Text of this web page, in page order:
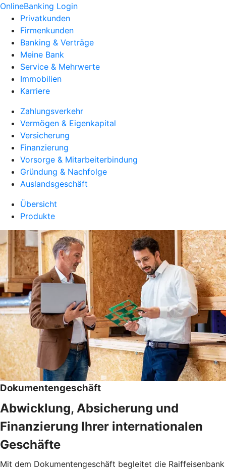
OnlineBanking Login
Privatkunden
Firmenkunden
Banking & Verträge
Meine Bank
Service & Mehrwerte
Immobilien
Karriere
Zahlungsverkehr
Vermögen & Eigenkapital
Versicherung
Finanzierung
Vorsorge & Mitarbeiterbindung
Gründung & Nachfolge
Auslandsgeschäft
Übersicht
Produkte
Dokumentengeschäft
Abwicklung, Absicherung und
Finanzierung Ihrer internationalen
Geschäfte
Mit dem Dokumentengeschäft begleitet die Raiffeisenbank